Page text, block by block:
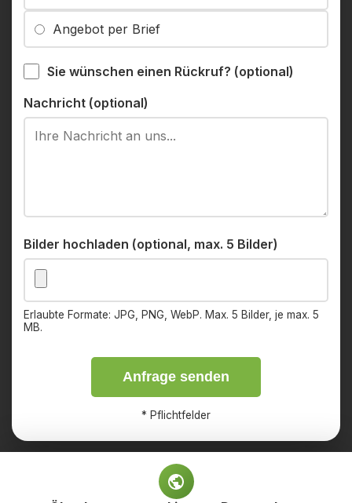
Angebot per Brief
Sie wünschen einen Rückruf? (optional)
Nachricht (optional)
Bilder hochladen (optional, max. 5 Bilder)
Erlaubte Formate: JPG, PNG, WebP. Max. 5 Bilder, je max. 5
MB.
Anfrage senden
* Pflichtfelder